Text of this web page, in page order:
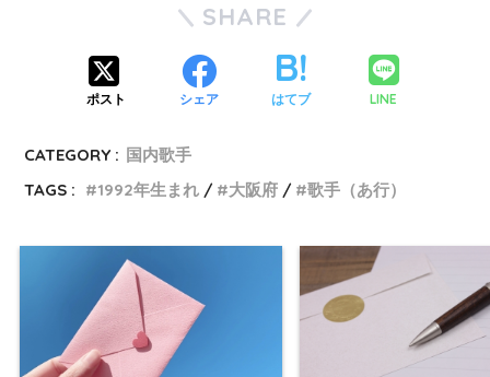
SHARE
ポスト シェア はてブ LINE
CATEGORY : 国内歌手
TAGS :
1992年生まれ 大阪府 歌手（あ行）